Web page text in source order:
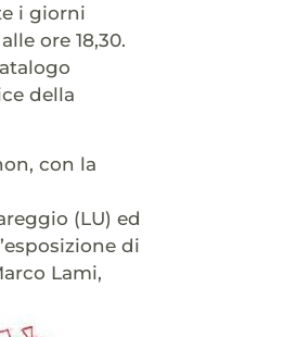
i giorni
ore 18,30.
della
con la
(LU) ed
di
Lami,